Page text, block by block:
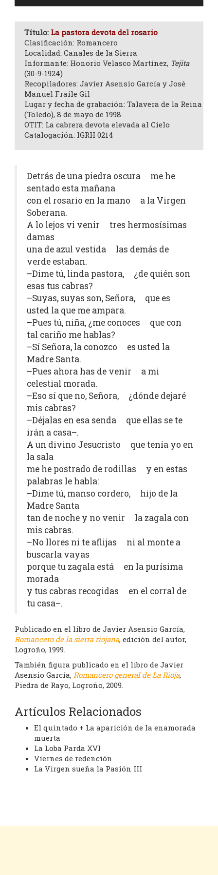
Título: La pastora devota del rosario
Clasificación: Romancero
Localidad: Canales de la Sierra
Informante: Honorio Velasco Martínez, Tejita
(30-9-1924)
Recopiladores: Javier Asensio García y José
Manuel Fraile Gil
Lugar y fecha de grabación: Talavera de la Reina
(Toledo), 8 de mayo de 1998
OTIT: La cabrera devota elevada al Cielo
Catalogación: IGRH 0214
Detrás de una piedra oscura me he
sentado esta mañana
con el rosario en la mano a la Virgen
Soberana.
A lo lejos vi venir tres hermosísimas
damas
una de azul vestida las demás de
verde estaban.
–Dime tú, linda pastora, ¿de quién son
esas tus cabras?
–Suyas, suyas son, Señora, que es
usted la que me ampara.
–Pues tú, niña, ¿me conoces que con
tal cariño me hablas?
–Sí Señora, la conozco es usted la
Madre Santa.
–Pues ahora has de venir a mi
celestial morada.
–Eso sí que no, Señora, ¿dónde dejaré
mis cabras?
–Déjalas en esa senda que ellas se te
irán a casa–.
A un divino Jesucristo que tenía yo en
la sala
me he postrado de rodillas y en estas
palabras le habla:
–Dime tú, manso cordero, hijo de la
Madre Santa
tan de noche y no venir la zagala con
mis cabras.
–No llores ni te aflijas ni al monte a
buscarla vayas
porque tu zagala está en la purísima
morada
y tus cabras recogidas en el corral de
tu casa–.
Publicado en el libro de Javier Asensio García,
Romancero de la sierra riojana, edición del autor,
Logroño, 1999.
También figura publicado en el libro de Javier
Asensio García, Romancero general de La Rioja,
Piedra de Rayo, Logroño, 2009.
Artículos Relacionados
El quintado + La aparición de la enamorada
muerta
La Loba Parda XVI
Viernes de redención
La Virgen sueña la Pasión III